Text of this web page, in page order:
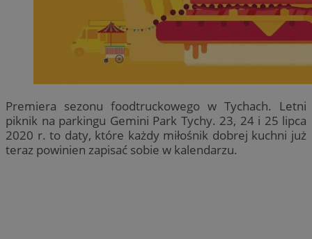
Premiera sezonu foodtruckowego w Tychach. Letni
piknik na parkingu Gemini Park Tychy. 23, 24 i 25 lipca
2020 r. to daty, które każdy miłośnik dobrej kuchni już
teraz powinien zapisać sobie w kalendarzu.